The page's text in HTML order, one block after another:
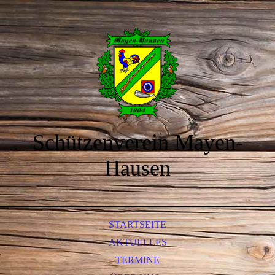
Schützenverein Mayen-
Hausen
STARTSEITE
AKTUELLES
TERMINE